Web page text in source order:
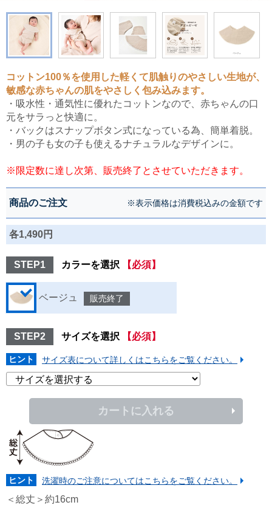
コットン100％を使用した軽くて肌触りのやさしい生地が、
敏感な赤ちゃんの肌をやさしく包み込みます。
・吸水性・通気性に優れたコットンなので、赤ちゃんの口
元をサラっと快適に。
・バックはスナップボタン式になっている為、簡単着脱。
・男の子も女の子も使えるナチュラルなデザインに。
※限定数に達し次第、販売終了とさせていただきます。
商品のご注文 ※表示価格は消費税込みの金額です
各1,490円
STEP1 カラーを選択 【必須】
ベージュ 販売終了
STEP2 サイズを選択 【必須】
ヒント サイズ表について詳しくはこちらをご覧ください。
カートに入れる
ヒント 洗濯時のご注意についてはこちらをご覧ください。
＜総丈＞約16cm